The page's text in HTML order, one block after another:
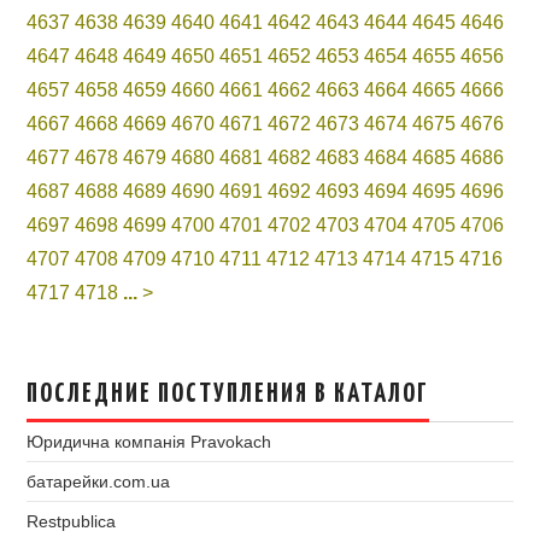
4637 4638 4639 4640 4641 4642 4643 4644 4645 4646
4647 4648 4649 4650 4651 4652 4653 4654 4655 4656
4657 4658 4659 4660 4661 4662 4663 4664 4665 4666
4667 4668 4669 4670 4671 4672 4673 4674 4675 4676
4677 4678 4679 4680 4681 4682 4683 4684 4685 4686
4687 4688 4689 4690 4691 4692 4693 4694 4695 4696
4697 4698 4699 4700 4701 4702 4703 4704 4705 4706
4707 4708 4709 4710 4711 4712 4713 4714 4715 4716
4717 4718 ... >
ПОСЛЕДНИЕ ПОСТУПЛЕНИЯ В КАТАЛОГ
Юридична компанія Pravokach
батарейки.com.ua
Restpublica